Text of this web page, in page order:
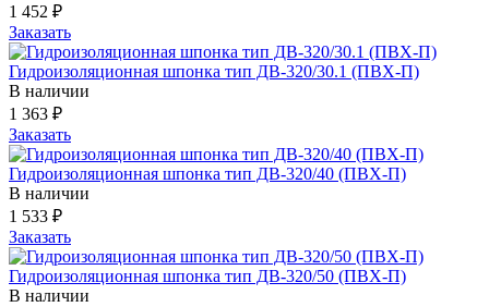
1 452 ₽
Заказать
Гидроизоляционная шпонка тип ДВ-320/30.1 (ПВХ-П)
В наличии
1 363 ₽
Заказать
Гидроизоляционная шпонка тип ДВ-320/40 (ПВХ-П)
В наличии
1 533 ₽
Заказать
Гидроизоляционная шпонка тип ДВ-320/50 (ПВХ-П)
В наличии